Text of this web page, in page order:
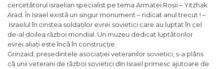
cercetãtorul israelian specialist pe tema Armatei Roșii – Yitzhak
Arad. În Israel existã un singur monument – ridicat anul trecut ! –
Israelul în cinstea soldaților evrei sovietici care au luptat în cel
de-al doilea rãzboi mondial. Un muzeu dedicat luptãtorilor
evrei aliați este încã în construcție.
Grinzaid, președintele asociației veteranilor sovietici, s-a plâns
cã unii veterani de rãzboi sovietici din Israel primesc ajutoare de